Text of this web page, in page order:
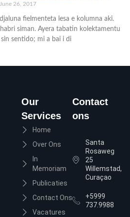
June 26, 2017
fielmenteta lesa e kolumna aki.
siman. Ayera tabatin kolektamentu
sentido; mi a bai i di
Our
Services
Home
Over Ons
In
Memoriam
Publicaties
Contact Ons
Vacatures
Contact
ons
Santa
Rosaweg
25
Willemstad,
Curaçao
+5999
737.9988